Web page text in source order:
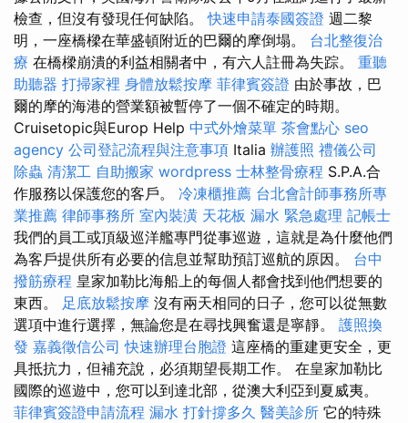
檢查，但沒有發現任何缺陷。快速申請泰國簽證 週二黎
明，一座橋樑在華盛頓附近的巴爾的摩倒塌。 台北整復治
療 在橋樑崩潰的利益相關者中，有六人註冊為失踪。 重聽
助聽器 打掃家裡 身體放鬆按摩 菲律賓簽證 由於事故，巴
爾的摩的海港的營業額被暫停了一個不確定的時期。
Cruisetopic與Europ Help 中式外燴菜單 茶會點心 seo
agency 公司登記流程與注意事項 Italia 辦護照 禮儀公司
除蟲 清潔工 自助搬家 wordpress 士林整骨療程 S.P.A.合
作服務以保護您的客戶。 冷凍櫃推薦 台北會計師事務所專
業推薦 律師事務所 室內裝潢 天花板 漏水 緊急處理 記帳士
我們的員工或頂級巡洋艦專門從事巡遊，這就是為什麼他們
為客戶提供所有必要的信息並幫助預訂巡航的原因。 台中
撥筋療程 皇家加勒比海船上的每個人都會找到他們想要的
東西。 足底放鬆按摩 沒有兩天相同的日子，您可以從無數
選項中進行選擇，無論您是在尋找興奮還是寧靜。 護照換
發 嘉義徵信公司 快速辦理台胞證 這座橋的重建更安全，更
具抵抗力，但補充說，必須期望長期工作。 在皇家加勒比
國際的巡遊中，您可以到達北部，從澳大利亞到夏威夷。
菲律賓簽證申請流程 漏水 打針撐多久 醫美診所 它的特殊